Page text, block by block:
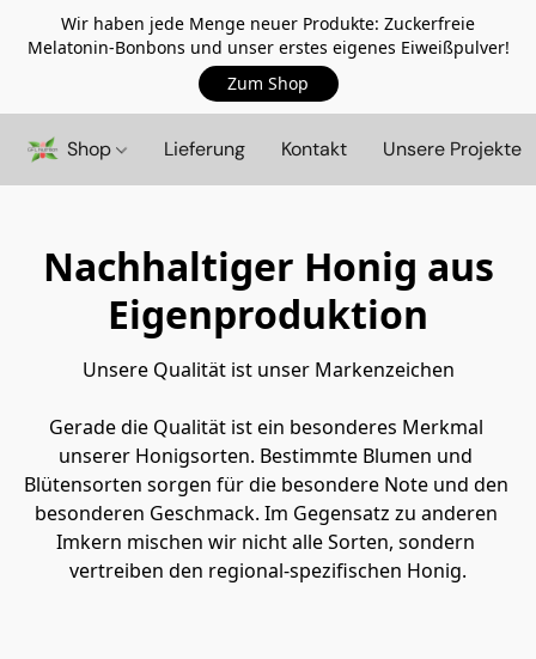
Wir haben jede Menge neuer Produkte: Zuckerfreie
Melatonin-Bonbons und unser erstes eigenes Eiweißpulver!
Zum Shop
Shop Lieferung Kontakt Unsere Projekte
Nachhaltiger Honig aus
Eigenproduktion
Unsere Qualität ist unser Markenzeichen
Gerade die Qualität ist ein besonderes Merkmal
unserer Honigsorten. Bestimmte Blumen und
Blütensorten sorgen für die besondere Note und den
besonderen Geschmack. Im Gegensatz zu anderen
Imkern mischen wir nicht alle Sorten, sondern
vertreiben den regional-spezifischen Honig.